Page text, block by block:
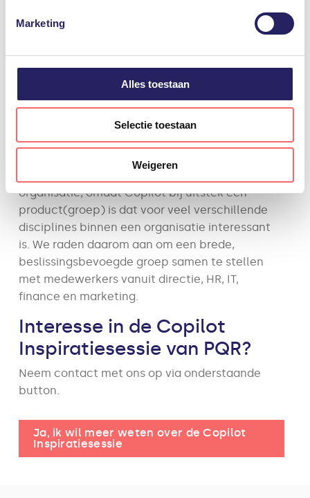
Meer informatie, inclusief gegevensverwerking door
privacyverklaring. U kunt het gebruik van cookies te allen
Marketing
Alles toestaan
Selectie toestaan
Weigeren
kunnen we tijdens de inspiratiesessie
inzoomen op de meest belangrijke zaken en
aandachtspunten meenemen op het moment
dat we het bijbehorende onderwerp
behandelen.
verschillende stakeholders binnen de
organisatie, omdat Copilot bij uitstek een
product(groep) is dat voor veel verschillende
disciplines binnen een organisatie interessant
is. We raden daarom aan om een brede,
beslissingsbevoegde groep samen te stellen
met medewerkers vanuit directie, HR, IT,
finance en marketing.
Interesse in de Copilot
Inspiratiesessie van PQR?
Neem contact met ons op via onderstaande
button.
Ja, ik wil meer weten over de Copilot
Inspiratiesessie